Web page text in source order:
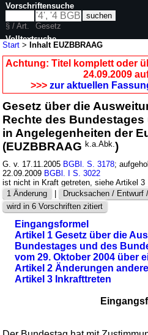
Start >Inhalt EUZBBRAAG
Achtung: Titel komplett oder
24.09.2009
>>> zur aktuellen
Gesetz über die
Rechte des
in Angelegenheiten der
(EUZBBRAAGk.a.Abk.)
G. v. 17.11.2005 BGBl. S. 3178;
22.09.2009 BGBl. I S. 3022
ist nicht in Kraft getreten, siehe Artikel 3
1 Änderung
| Drucksachen / Entwurf
wird in 6 Vorschriften zitiert
Eingangsformel
Artikel 1 Gesetz über die
Bundestages und des
vom 29. Oktober 2004 über
Artikel 2 Änderungen
Artikel 3 Inkrafttreten
Vorschriftensuche
§ / Art.
Gesetz
Volltextsuche
nur in EUZBBRAAG